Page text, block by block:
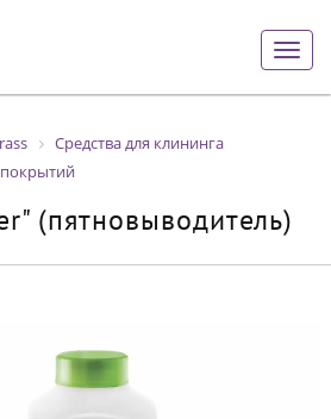
Средства для клининга
(пятновыводитель)